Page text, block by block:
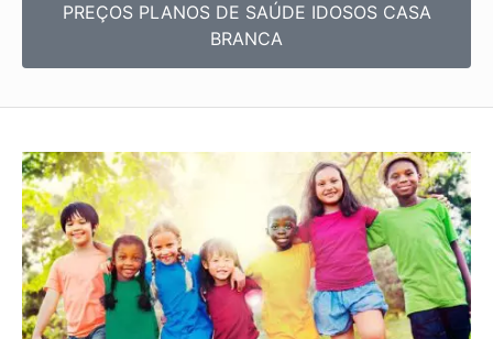
PREÇOS PLANOS DE SAÚDE IDOSOS CASA
BRANCA